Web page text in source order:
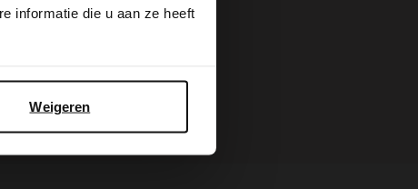
informatie die u aan ze heeft
Weigeren